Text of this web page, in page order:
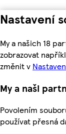
Nastavení
My a našich 18
zobrazovat
změnit v
My a naši
Povolením
používat přesná